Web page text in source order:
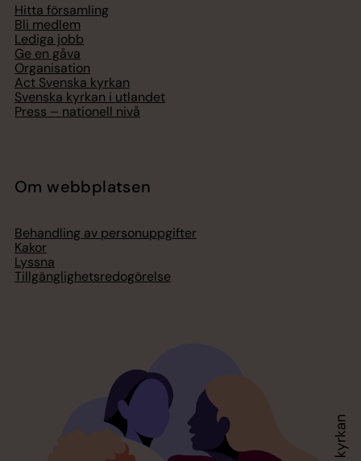
Hitta församling
Bli medlem
Lediga jobb
Ge en gåva
Organisation
Act Svenska kyrkan
Svenska kyrkan i utlandet
Press – nationell nivå
Om webbplatsen
Behandling av personuppgifter
Kakor
Lyssna
Tillgänglighetsredogörelse